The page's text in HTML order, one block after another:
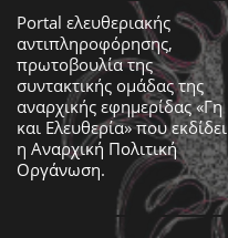
Portal ελευθεριακής
αντιπληροφόρησης,
πρωτοβουλία της
συντακτικής ομάδας της
αναρχικής εφημερίδας «Γη
και Ελευθερία» που εκδίδει
η Αναρχική Πολιτική
Οργάνωση.